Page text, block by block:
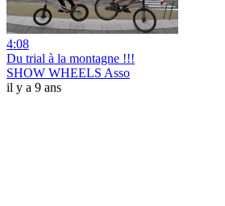
4:08
Du trial à la montagne !!!
SHOW WHEELS Asso
il y a 9 ans